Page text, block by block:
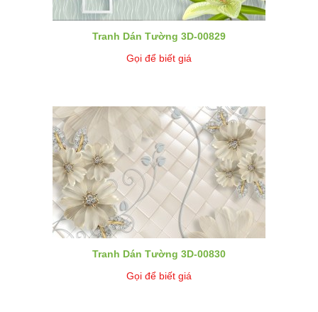
Tranh Dán Tường 3D-00829
Gọi để biết giá
Tranh Dán Tường 3D-00830
Gọi để biết giá